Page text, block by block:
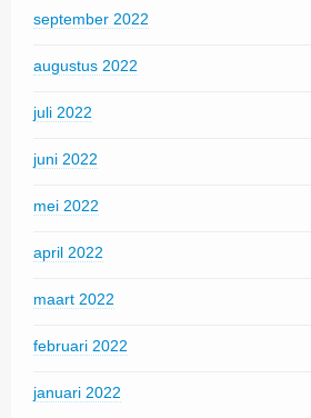
september 2022
augustus 2022
juli 2022
juni 2022
mei 2022
april 2022
maart 2022
februari 2022
januari 2022